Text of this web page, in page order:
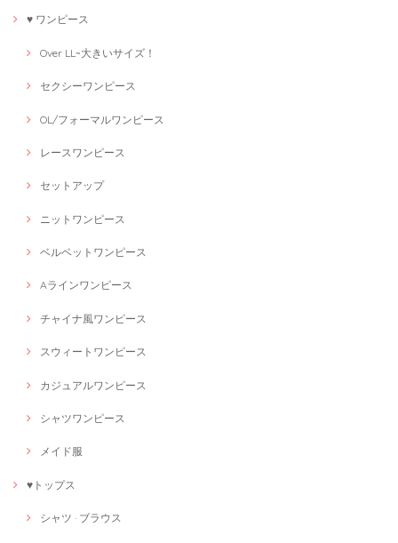
♥ ワンピース
Over LL~大きいサイズ！
セクシーワンピース
OL/フォーマルワンピース
レースワンピース
セットアップ
ニットワンピース
ベルベットワンピース
Aラインワンピース
チャイナ風ワンピース
スウィートワンピース
カジュアルワンピース
シャツワンピース
メイド服
♥トップス
シャツ · ブラウス